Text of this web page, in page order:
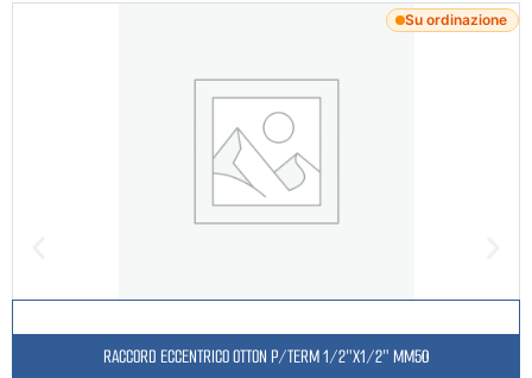
Su ordinazione
RACCORD ECCENTRICO OTTON P/TERM 1/2″X1/2″ MM50